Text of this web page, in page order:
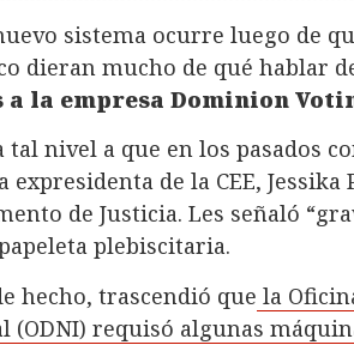
sistema ocurre luego de
dieran mucho de qué hablar
la empresa Dominion
tal nivel a que en los pasados
expresidenta de la CEE,
de Justicia. Les señaló
plebiscitaria.
hecho, trascendió que la
(ODNI) requisó algunas